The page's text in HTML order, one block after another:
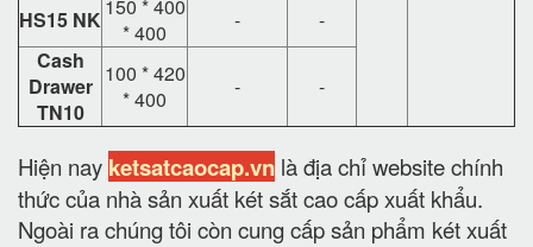
HS15 NK 150 * 400
* 400
-
-
Cash
Drawer
TN10
100 * 420
* 400
- -
Hiện nay ketsatcaocap.vn là địa chỉ website chính
thức của nhà sản xuất két sắt cao cấp xuất khẩu.
Ngoài ra chúng tôi còn cung cấp sản phẩm két xuất